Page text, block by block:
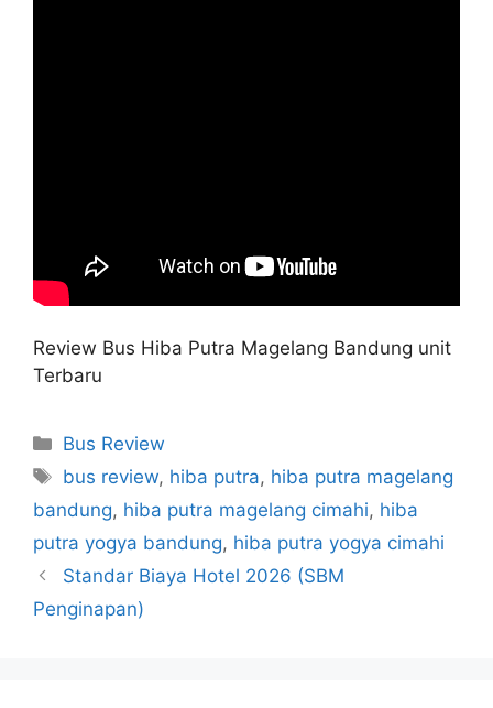
Review Bus Hiba Putra Magelang Bandung unit
Terbaru
Categories
Bus Review
Tags
bus review, hiba putra, hiba putra magelang
bandung, hiba putra magelang cimahi, hiba
putra yogya bandung, hiba putra yogya cimahi
Standar Biaya Hotel 2026 (SBM
Penginapan)